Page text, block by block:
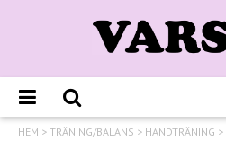
HEM > TRÄNING/BALANS > HANDTRÄNING >